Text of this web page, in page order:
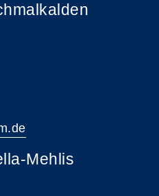
Mehlis